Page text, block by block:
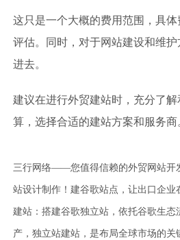
这只是一个大概的费用范围，具
评估。同时，对于网站建设和维
进去。
建议在进行外贸建站时，充分了
算，选择合适的建站方案和服务商
三行网络——您值得信赖的外贸网站开
站设计制作！建谷歌站点，让出口企业
建站：搭建谷歌独立站，依托谷歌生态
产，独立站建站，是布局全球市场的